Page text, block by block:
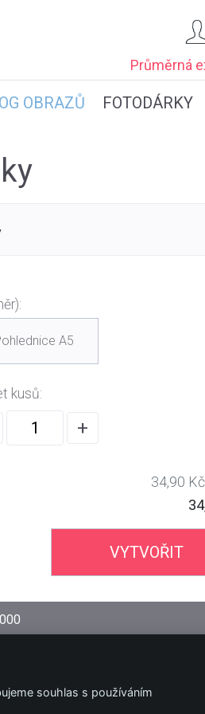
Průměrná
OBRAZŮ FOTODÁRKY
A5
kusů:
+
34,90
VYTVOŘIT
souhlas s používáním